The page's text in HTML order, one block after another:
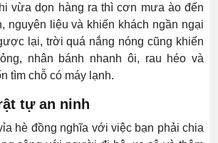
vừa dọn hàng ra thì cơn mưa ào đến
nguyên liệu và khiến khách ngần ngại
lại, trời quá nắng nóng cũng khiến
nhân bánh nhanh ôi, rau héo và
tìm chỗ có máy lạnh.
tự an ninh
hè đồng nghĩa với việc bạn phải chia